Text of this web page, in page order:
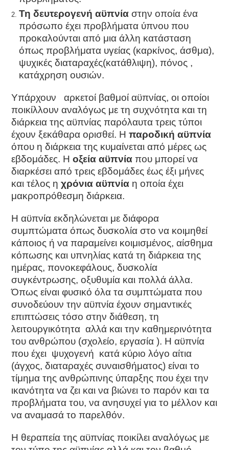
Τη δευτερογενή αϋπνίαστην οποία ένα
πρόσωπο έχει προβλήματα ύπνου που
προκαλούνται από μια άλλη κατάσταση
όπως προβλήματα υγείας (καρκίνος, άσθμα),
ψυχικές διαταραχές(κατάθλιψη), πόνος ,
κατάχρηση ουσιών.
Υπάρχουν αρκετοί βαθμοί αϋπνίας, οι οποίοι
ποικίλλουν αναλόγως με τη συχνότητα και τη
διάρκεια της αϋπνίας παρόλαυτα τρεις τύποι
έχουν ξεκάθαρα ορισθεί. Ηπαροδική αϋπνία
όπου η διάρκεια της κυμαίνεται από μέρες ως
εβδομάδες. Ηοξεία αϋπνίαπου μπορεί να
διαρκέσει από τρεις εβδομάδες έως έξι μήνες
και τέλος ηχρόνια αϋπνία η οποία έχει
μακροπρόθεσμη διάρκεια.
Η αϋπνία εκδηλώνεται με διάφορα
συμπτώματα όπως δυσκολία στο να κοιμηθεί
κάποιος ή να παραμείνει κοιμισμένος, αίσθημα
κόπωσης και υπνηλίας κατά τη διάρκεια της
ημέρας, πονοκεφάλους, δυσκολία
συγκέντρωσης, οξυθυμία και πολλά άλλα.
Όπως είναι φυσικό όλα τα συμπτώματα που
συνοδεύουν την αϋπνία έχουν σημαντικές
επιπτώσεις τόσο στην διάθεση, τη
λειτουργικότητα αλλά και την καθημερινότητα
του ανθρώπου (σχολείο, εργασία ). Η αϋπνία
που έχει ψυχογενή κατά κύριο λόγο αίτια
(άγχος, διαταραχές συναισθήματος) είναι το
τίμημα της ανθρώπινης ύπαρξης που έχει την
ικανότητα να ζει και να βιώνει το παρόν και τα
προβλήματα του, να ανησυχεί για το μέλλον και
να αναμασά το παρελθόν.
Η θεραπεία της αϋπνίας ποικίλει αναλόγως με